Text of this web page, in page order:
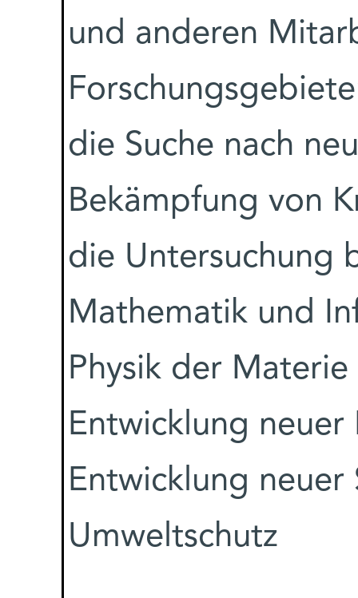
und anderen
die Suche nach
Bekämpfung von
die Untersuchung
Mathematik und
Physik der
Entwicklung
Entwicklung
Umweltschutz